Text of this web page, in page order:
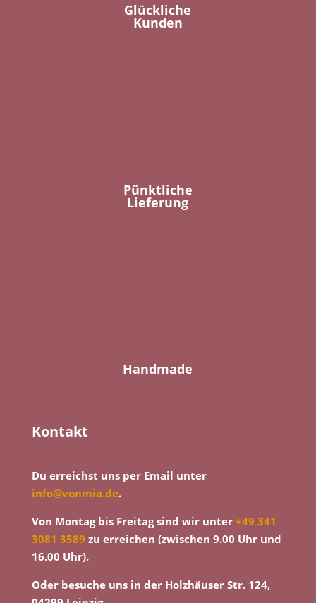
Glückliche
Kunden
Pünktliche
Lieferung
Handmade
Kontakt
Du erreichst uns per Email unter
info@vonmia.de.
Von Montag bis Freitag sind wir unter +49 341
3081 3589 zu erreichen (zwischen 9.00 Uhr und
16.00 Uhr).
Oder besuche uns in der Holzhäuser Str. 124,